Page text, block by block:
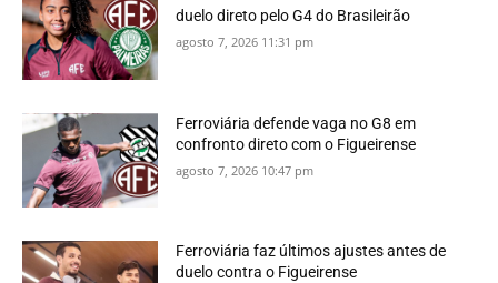
duelo direto pelo G4 do Brasileirão
agosto 7, 2026 11:31 pm
Ferroviária defende vaga no G8 em
confronto direto com o Figueirense
agosto 7, 2026 10:47 pm
Ferroviária faz últimos ajustes antes de
duelo contra o Figueirense